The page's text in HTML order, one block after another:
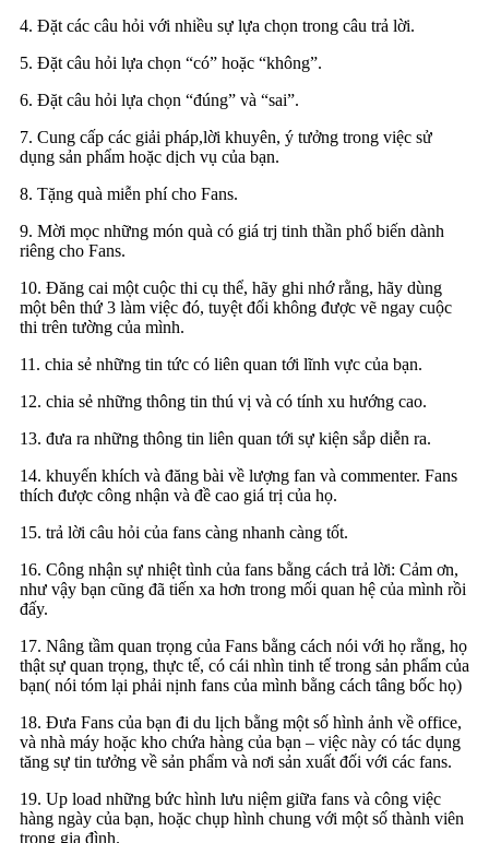
4. Đặt các câu hỏi với nhiều sự lựa chọn trong câu trả lời.
5. Đặt câu hỏi lựa chọn “có” hoặc “không”.
6. Đặt câu hỏi lựa chọn “đúng” và “sai”.
7. Cung cấp các giải pháp,lời khuyên, ý tưởng trong việc sử
dụng sản phẩm hoặc dịch vụ của bạn.
8. Tặng quà miễn phí cho Fans.
9. Mời mọc những món quà có giá trj tinh thần phổ biến dành
riêng cho Fans.
10. Đăng cai một cuộc thi cụ thể, hãy ghi nhớ rằng, hãy dùng
một bên thứ 3 làm việc đó, tuyệt đối không được vẽ ngay cuộc
thi trên tường của mình.
11. chia sẻ những tin tức có liên quan tới lĩnh vực của bạn.
12. chia sẻ những thông tin thú vị và có tính xu hướng cao.
13. đưa ra những thông tin liên quan tới sự kiện sắp diễn ra.
14. khuyến khích và đăng bài về lượng fan và commenter. Fans
thích được công nhận và đề cao giá trị của họ.
15. trả lời câu hỏi của fans càng nhanh càng tốt.
16. Công nhận sự nhiệt tình của fans bằng cách trả lời: Cảm ơn,
như vậy bạn cũng đã tiến xa hơn trong mối quan hệ của mình rồi
đấy.
17. Nâng tầm quan trọng của Fans bằng cách nói với họ rằng, họ
thật sự quan trọng, thực tế, có cái nhìn tinh tế trong sản phẩm của
bạn( nói tóm lại phải nịnh fans của mình bằng cách tâng bốc họ)
18. Đưa Fans của bạn đi du lịch bằng một số hình ảnh về office,
và nhà máy hoặc kho chứa hàng của bạn – việc này có tác dụng
tăng sự tin tưởng về sản phẩm và nơi sản xuất đối với các fans.
19. Up load những bức hình lưu niệm giữa fans và công việc
hàng ngày của bạn, hoặc chụp hình chung với một số thành viên
trong gia đình.